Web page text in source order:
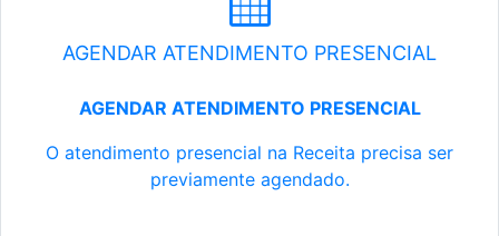
AGENDAR ATENDIMENTO PRESENCIAL
AGENDAR ATENDIMENTO PRESENCIAL
O atendimento presencial na Receita precisa ser
previamente agendado.